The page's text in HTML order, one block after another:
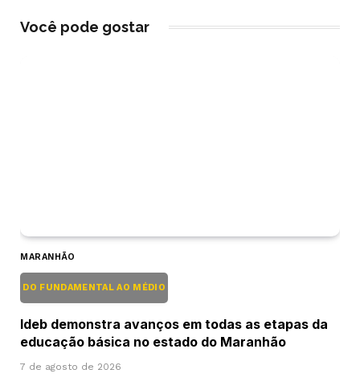
Você pode gostar
MARANHÃO
DO FUNDAMENTAL AO MÉDIO
Ideb demonstra avanços em todas as etapas da
educação básica no estado do Maranhão
7 de agosto de 2026